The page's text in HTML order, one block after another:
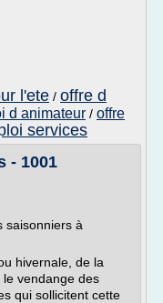
l'ete / offre d
d animateur / offre
services
- 1001
saisonniers à
hivernale, de la
vendange des
qui sollicitent cette